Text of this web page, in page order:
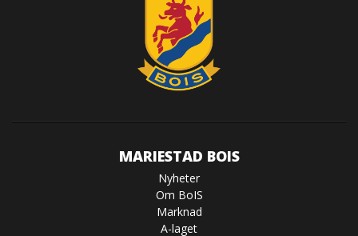
MARIESTAD BOIS
Nyheter
Om BoIS
Marknad
A-laget